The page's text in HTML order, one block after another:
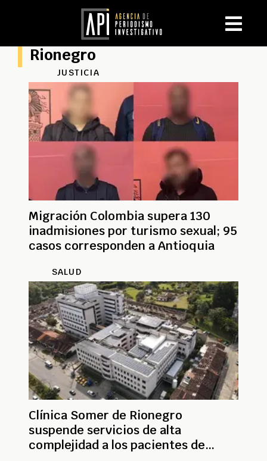
Rionegro
JUSTICIA
Migración Colombia supera 130
inadmisiones por turismo sexual; 95
casos corresponden a Antioquia
SALUD
Clínica Somer de Rionegro
suspende servicios de alta
complejidad a los pacientes de